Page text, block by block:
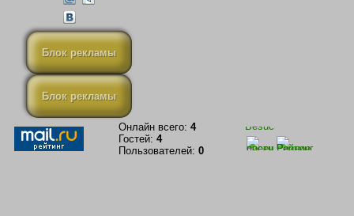
Блок рекламы
Блок рекламы
Онлайн всего: 4
Гостей: 4
Пользователей: 0